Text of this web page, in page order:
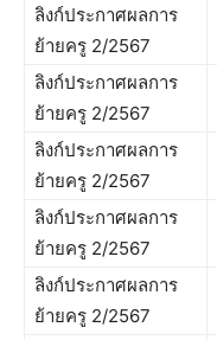
ลิงก์ประกาศผลการ
ย้ายครู 2/2567
ลิงก์ประกาศผลการ
ย้ายครู 2/2567
ลิงก์ประกาศผลการ
ย้ายครู 2/2567
ลิงก์ประกาศผลการ
ย้ายครู 2/2567
ลิงก์ประกาศผลการ
ย้ายครู 2/2567